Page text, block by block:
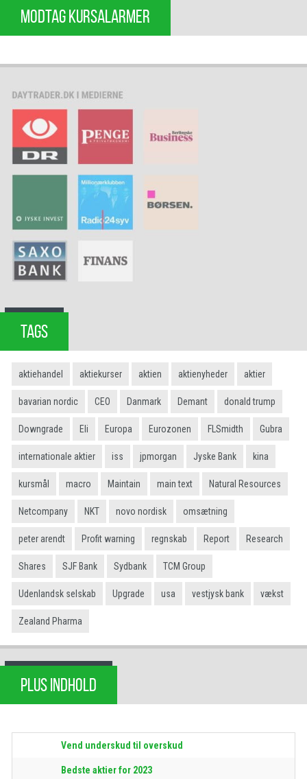
MODTAG KURSALARMER
TAGS
aktiehandel aktiekurser aktien aktienyheder aktier
bavarian nordic CEO Danmark Demant donald trump
Downgrade Eli Europa Eurozonen FLSmidth Gubra
internationale aktier iss jpmorgan Jyske Bank kina
kursmål macro Maintain main text Natural Resources
Netcompany NKT novo nordisk omsætning
peter arendt Profit warning regnskab Report Research
Shares SJF Bank Sydbank TCM Group
Udenlandsk selskab Upgrade usa vestjysk bank vækst
Zealand Pharma
PLUS INDHOLD
Vend underskud til overskud
Bedste aktier for 2023